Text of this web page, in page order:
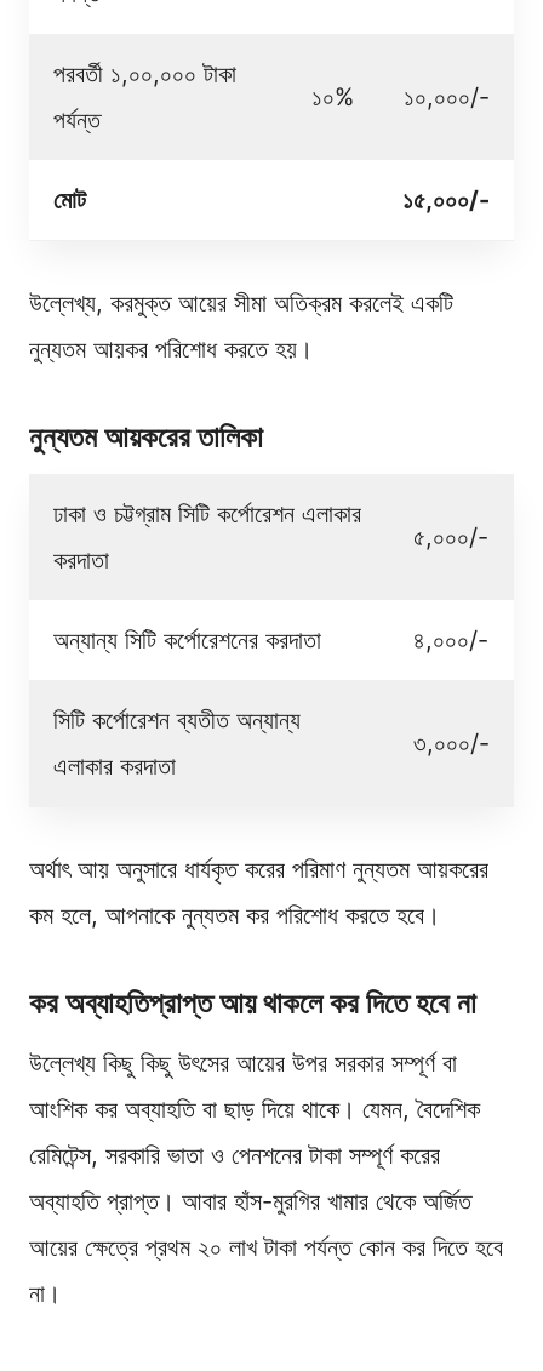
পরবর্তী ১,০০,০০০ টাকা
পর্যন্ত
১০% ১০,০০০/-
মোট ১৫,০০০/-
উল্লেখ্য, করমুক্ত আয়ের সীমা অতিক্রম করলেই একটি
নুন্যতম আয়কর পরিশোধ করতে হয়।
নুন্যতম আয়করের তালিকা
ঢাকা ও চট্টগ্রাম সিটি কর্পোরেশন এলাকার
করদাতা
৫,০০০/-
অন্যান্য সিটি কর্পোরেশনের করদাতা ৪,০০০/-
সিটি কর্পোরেশন ব্যতীত অন্যান্য
এলাকার করদাতা
৩,০০০/-
অর্থাৎ আয় অনুসারে ধার্যকৃত করের পরিমাণ নুন্যতম আয়করের
কম হলে, আপনাকে নুন্যতম কর পরিশোধ করতে হবে।
কর অব্যাহতিপ্রাপ্ত আয় থাকলে কর দিতে হবে না
উল্লেখ্য কিছু কিছু উৎসের আয়ের উপর সরকার সম্পূর্ণ বা
আংশিক কর অব্যাহতি বা ছাড় দিয়ে থাকে। যেমন, বৈদেশিক
রেমিটেন্স, সরকারি ভাতা ও পেনশনের টাকা সম্পূর্ণ করের
অব্যাহতি প্রাপ্ত। আবার হাঁস-মুরগির খামার থেকে অর্জিত
আয়ের ক্ষেত্রে প্রথম ২০ লাখ টাকা পর্যন্ত কোন কর দিতে হবে
না।